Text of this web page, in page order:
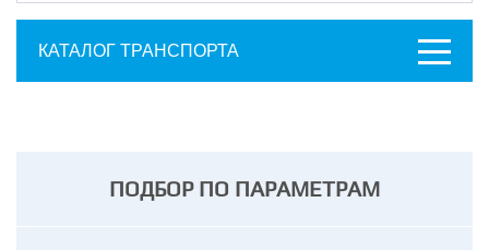
КАТАЛОГ ТРАНСПОРТА
ПОДБОР ПО ПАРАМЕТРАМ